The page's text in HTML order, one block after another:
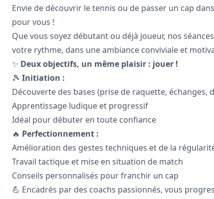
Envie de découvrir le tennis ou de passer un cap
pour vous !
Que vous soyez débutant ou déjà joueur, nos
votre rythme, dans une ambiance conviviale et
✨ Deux objectifs, un même plaisir : jouer !
🎾 Initiation :
Découverte des bases (prise de raquette, échanges,
Apprentissage ludique et progressif
Idéal pour débuter en toute confiance
🔥 Perfectionnement :
Amélioration des gestes techniques et de la
Travail tactique et mise en situation de match
Conseils personnalisés pour franchir un cap
💪 Encadrés par des coachs passionnés, vous